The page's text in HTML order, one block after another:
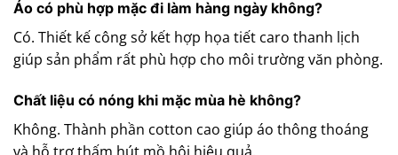
Áo có phù hợp mặc đi làm hàng ngày không?
Có. Thiết kế công sở kết hợp họa tiết caro thanh lịch
giúp sản phẩm rất phù hợp cho môi trường văn phòng.
Chất liệu có nóng khi mặc mùa hè không?
Không. Thành phần cotton cao giúp áo thông thoáng